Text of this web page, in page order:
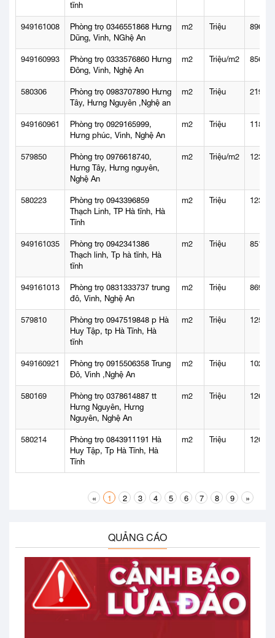
tĩnh
949161008
Phòng trọ 0346551868 Hưng
Dũng, Vinh, NGhệ An
m2 Triệu 890
949160993
Phòng trọ 0333576860 Hưng
Đông, Vinh, Nghệ An
m2 Triệu/m2 856
580306
Phòng trọ 0983707890 Hưng
Tây, Hưng Nguyên ,Nghệ an
m2 Triệu 2197
949160961
Phòng trọ 0929165999,
Hưng phúc, Vinh, Nghệ An
m2 Triệu 1184
579850
Phòng trọ 0976618740,
Hưng Tây, Hưng nguyên,
Nghệ An
m2 Triệu/m2 1238
580223
Phòng trọ 0943396859
Thạch Linh, TP Hà tĩnh, Hà
Tĩnh
m2 Triệu 1234
949161035
Phòng trọ 0942341386
Thạch linh, Tp hà tĩnh, Hà
tĩnh
m2 Triệu 851
949161013
Phòng trọ 0831333737 trung
đô, Vinh, Nghệ An
m2 Triệu 869
579810
Phòng trọ 0947519848 p Hà
Huy Tập, tp Hà Tĩnh, Hà
tĩnh
m2 Triệu 1257
949160921
Phòng trọ 0915506358 Trung
Đô, Vinh ,Nghệ An
m2 Triệu 1022
580169
Phòng trọ 0378614887 tt
Hưng Nguyên, Hưng
Nguyên, Nghệ An
m2 Triệu 1263
580214
Phòng trọ 0843911191 Hà
Huy Tập, Tp Hà Tĩnh, Hà
Tĩnh
m2 Triệu 1209
« 1 2 3 4 5 6 7 8 9 »
QUẢNG CÁO